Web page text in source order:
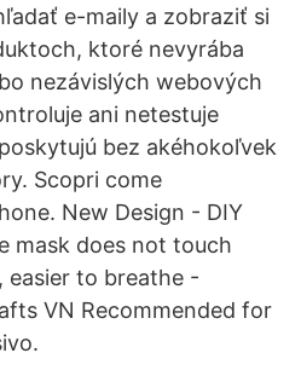
e-maily a zobraziť si
ktoré nevyrába
nezávislých webových
ani netestuje
bez akéhokoľvek
Scopri come
New Design - DIY
mask does not touch
easier to breathe -
VN Recommended for